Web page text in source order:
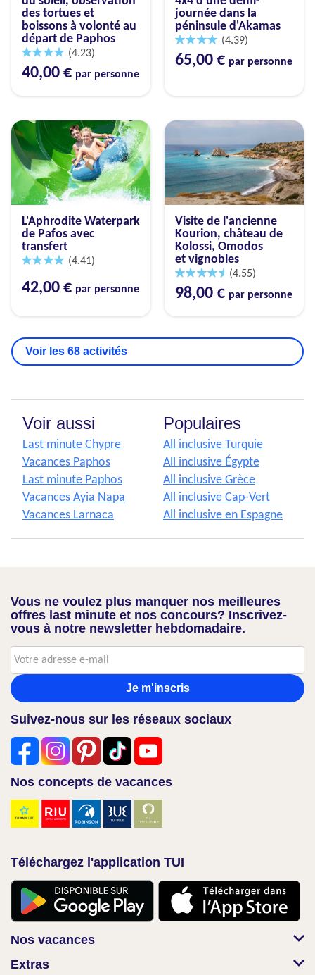
des tortues et
boissons à volonté au
départ de Paphos
(4.23)
40,00 € par personne
journée dans la
péninsule d'Akamas
(4.39)
65,00 € par personne
L'Aphrodite Waterpark
de Pafos avec
transfert
(4.41)
42,00 € par personne
Visite de l'ancienne
Kourion, château de
Kolossi, Omodos
et vignobles
(4.55)
98,00 € par personne
Voir les 68 activités
Voir aussi
Last minute Chypre
Vacances Paphos
Last minute Paphos
Vacances Ayia Napa
Vacances Larnaca
Populaires
All inclusive Turquie
All inclusive Égypte
All inclusive Grèce
All inclusive Cap-Vert
All inclusive en Espagne
Vous ne voulez plus manquer nos meilleures
offres last minute et nos concours? Inscrivez-
vous à notre newsletter hebdomadaire.
Je m'inscris
Suivez-nous sur les réseaux sociaux
Nos concepts de vacances
Téléchargez l'application TUI
Nos vacances
Extras